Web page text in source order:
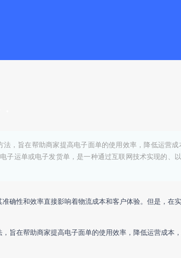
，旨在帮助商家提高电子面单的使用效率，降低运营
运单或电子发货单，是一种通过互联网技术实现的、
确性和效率直接影响着物流成本和客户体验。但是，在
旨在帮助商家提高电子面单的使用效率，降低运营成本，